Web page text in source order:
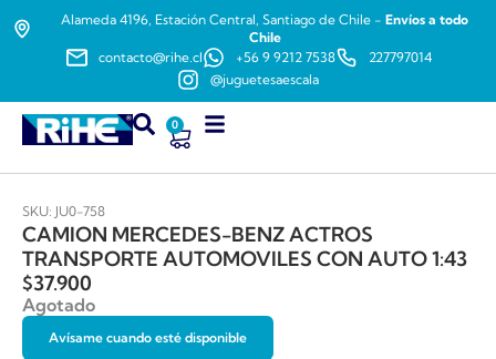
Alameda 4196, Estación Central, Santiago de Chile - Envíos a todo
Chile
contacto@rihe.cl
+56 9 9212 7538
227797014
@juguetesaescala
0
SKU: JU0-758
CAMION MERCEDES-BENZ ACTROS
TRANSPORTE AUTOMOVILES CON AUTO 1:43
$37.900
Agotado
Avísame cuando esté disponible